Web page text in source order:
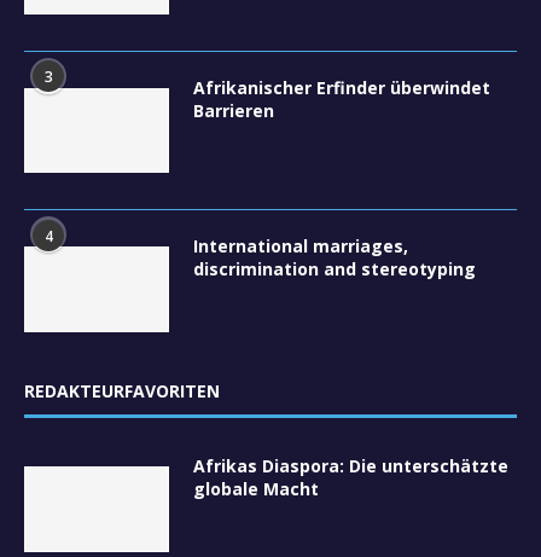
3
Afrikanischer Erfinder überwindet
Barrieren
4
International marriages,
discrimination and stereotyping
REDAKTEURFAVORITEN
Afrikas Diaspora: Die unterschätzte
globale Macht